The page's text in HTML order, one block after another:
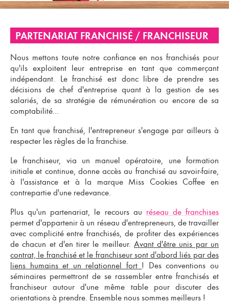
PARTENARIAT FRANCHISÉ / FRANCHISEUR
Nous mettons toute notre confiance en nos franchisés pour
qu'ils exploitent leur entreprise en tant que commerçant
indépendant. Lefranchisé est donc libre de prendre ses
décisions de chef d'entreprise quant à la gestion de ses
salariés, de sa stratégie de rémunération ou encore de sa
comptabilité...
En tant que franchisé, l'entrepreneur s'engage par ailleurs à
respecter les règles de la franchise.
Lefranchiseur, via un manuel opératoire, une formation
initiale et continue, donne accès au franchisé au savoir-faire,
à l'assistance et à la marque Miss Cookies Coffee en
contrepartie d'une redevance.
Plus qu'un partenariat, le recours au réseau de franchises
permet d'appartenir à un réseau d'entrepreneurs, de travailler
avec complicité entre franchisés, de profiter des expériences
de chacun et d'en tirer le meilleur. Avant d'être unis par un
contrat, le franchisé et le franchiseur sont d'abord liés par des
liens humains et un relationnel fort ! Des conventions ou
séminaires permettront de se rassembler entre franchisés et
franchiseur autour d'une même table pour discuter des
orientations à prendre. Ensemble nous sommes meilleurs !